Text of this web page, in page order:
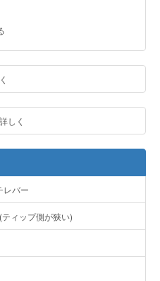
しく
レバー
ィップ側が狭い)